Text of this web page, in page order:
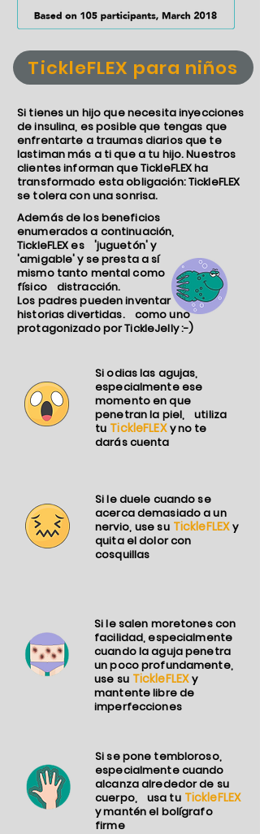
TickleFLEX para niños
Si tienes un hijo que necesita inyecciones
de insulina, es posible que tengas que
enfrentarte a traumas diarios que te
lastiman más a ti que a tu hijo. Nuestros
clientes informan que TickleFLEX ha
transformado esta obligación: TickleFLEX
se tolera con una sonrisa.
Además de los beneficios
enumerados a continuación,
TickleFLEX es
'juguetón' y
'amigable' y se presta a sí
mismo tanto mental como
físico
distracción.
Los padres pueden inventar
historias divertidas.
como uno
protagonizado por TickleJelly :-)
Si odias las agujas,
especialmente ese
momento en que
penetran la piel,
utiliza
tu TickleFLEX y no te
darás cuenta
Si le duele cuando se
acerca demasiado a un
nervio, use su TickleFLEX y
quita el dolor con
cosquillas
Si le salen moretones con
facilidad, especialmente
cuando la aguja penetra
un poco profundamente,
use su TickleFLEX y
mantente libre de
imperfecciones
Si se pone tembloroso,
especialmente cuando
alcanza alrededor de su
cuerpo,
usa tu TickleFLEX
y mantén el bolígrafo
firme